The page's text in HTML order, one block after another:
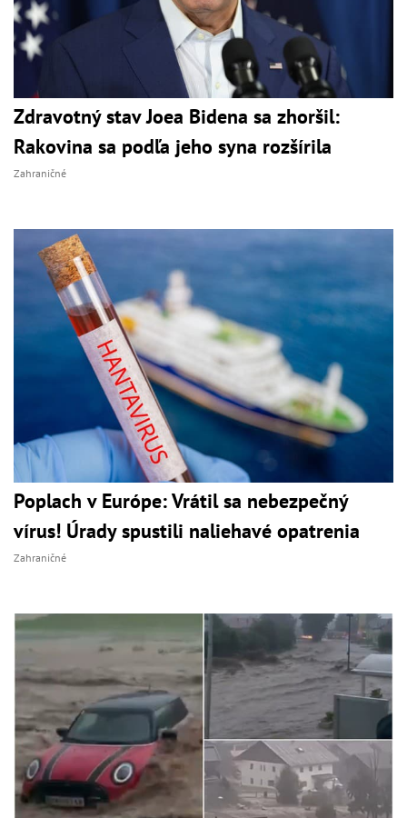
Zdravotný stav Joea Bidena sa zhoršil:
Rakovina sa podľa jeho syna rozšírila
Zahraničné
Poplach v Európe: Vrátil sa nebezpečný
vírus! Úrady spustili naliehavé opatrenia
Zahraničné